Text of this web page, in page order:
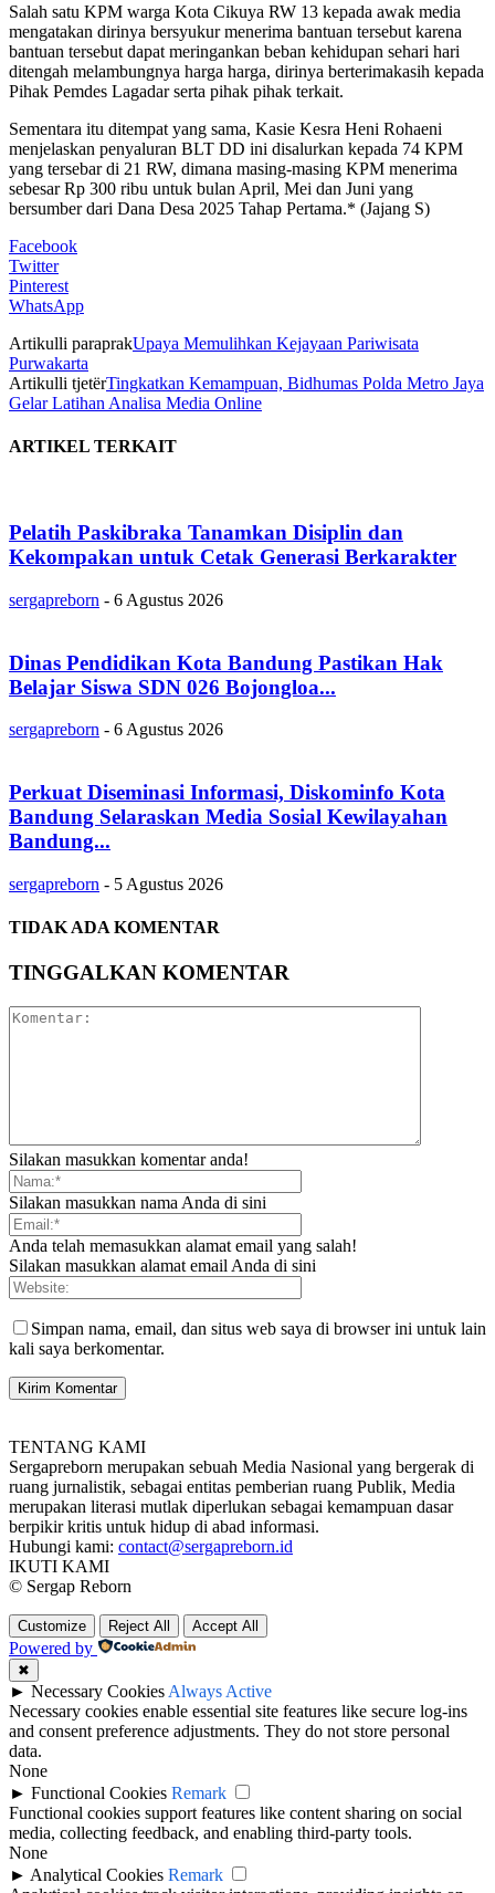
Salah satu KPM warga Kota Cikuya RW 13 kepada awak media
mengatakan dirinya bersyukur menerima bantuan tersebut karena
bantuan tersebut dapat meringankan beban kehidupan sehari hari
ditengah melambungnya harga harga, dirinya berterimakasih kepada
Pihak Pemdes Lagadar serta pihak pihak terkait.
Sementara itu ditempat yang sama, Kasie Kesra Heni Rohaeni
menjelaskan penyaluran BLT DD ini disalurkan kepada 74 KPM
yang tersebar di 21 RW, dimana masing-masing KPM menerima
sebesar Rp 300 ribu untuk bulan April, Mei dan Juni yang
bersumber dari Dana Desa 2025 Tahap Pertama.* (Jajang S)
Facebook
Twitter
Pinterest
WhatsApp
Artikulli paraprakUpaya Memulihkan Kejayaan Pariwisata
Purwakarta
Artikulli tjetërTingkatkan Kemampuan, Bidhumas Polda Metro Jaya
Gelar Latihan Analisa Media Online
ARTIKEL TERKAIT
Pelatih Paskibraka Tanamkan Disiplin dan
Kekompakan untuk Cetak Generasi Berkarakter
sergapreborn - 6 Agustus 2026
Dinas Pendidikan Kota Bandung Pastikan Hak
Belajar Siswa SDN 026 Bojongloa...
sergapreborn - 6 Agustus 2026
Perkuat Diseminasi Informasi, Diskominfo Kota
Bandung Selaraskan Media Sosial Kewilayahan
Bandung...
sergapreborn - 5 Agustus 2026
TIDAK ADA KOMENTAR
TINGGALKAN KOMENTAR
Silakan masukkan komentar anda!
Silakan masukkan nama Anda di sini
Anda telah memasukkan alamat email yang salah!
Silakan masukkan alamat email Anda di sini
Simpan nama, email, dan situs web saya di browser ini untuk lain
kali saya berkomentar.
TENTANG KAMI
Sergapreborn merupakan sebuah Media Nasional yang bergerak di
ruang jurnalistik, sebagai entitas pemberian ruang Publik, Media
merupakan literasi mutlak diperlukan sebagai kemampuan dasar
berpikir kritis untuk hidup di abad informasi.
Hubungi kami: contact@sergapreborn.id
IKUTI KAMI
© Sergap Reborn
Customize Reject All Accept All
Powered by
✖
► Necessary Cookies Always Active
Necessary cookies enable essential site features like secure log-ins
and consent preference adjustments. They do not store personal
data.
None
► Functional Cookies Remark
Functional cookies support features like content sharing on social
media, collecting feedback, and enabling third-party tools.
None
► Analytical Cookies Remark